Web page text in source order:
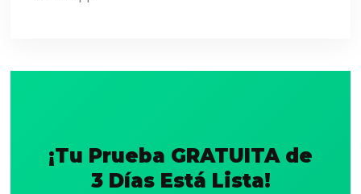
¡Tu Prueba GRATUITA de
3 Días Está Lista!